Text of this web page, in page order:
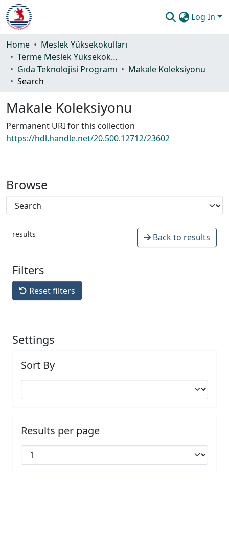
Log In
Communities & Collections
All of DSpace
Statistics
Guide
Home
Meslek Yüksekokulları
Terme Meslek Yüksekokulu
Gıda Teknolojisi Programı
Makale Koleksiyonu
Search
Makale Koleksiyonu
Permanent URI for this collection
https://hdl.handle.net/20.500.12712/23602
Browse
results Back to results
Filters
Reset filters
Settings
Sort By
Results per page